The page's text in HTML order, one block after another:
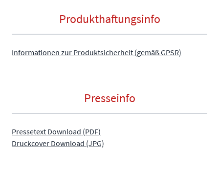
Produkthaftungsinfo
Informationen zur Produktsicherheit (gemäß GPSR)
Presseinfo
Pressetext Download (PDF)
Druckcover Download (JPG)